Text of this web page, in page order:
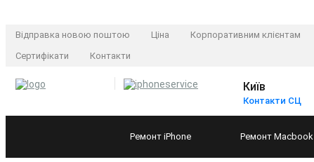
Відправка новою поштою Ціна Корпоративним клієнтам
Сертифікати
Контакти
Київ
Контакти СЦ
Ремонт iPhone Ремонт Macbook